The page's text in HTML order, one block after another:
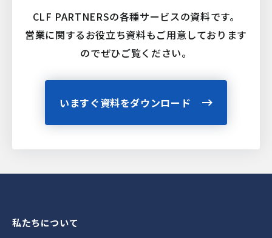
CLF PARTNERSの各種サービスの資料です。
営業に関するお役立ち資料もご用意しております
のでぜひご覧ください。
いますぐ資料をダウンロード
私たちについて